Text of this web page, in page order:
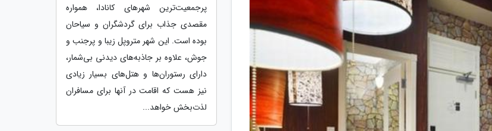
پرجمعیت‌ترین شهرهای کانادا، همواره
مقصدی جذاب برای گردشگران و سیاحان
بوده است. این شهر متروپل زیبا و پرجنب و
جوش، علاوه بر جاذبه‌های دیدنی بی‌شمار،
دارای رستوران‌ها و هتل‌های بسیار زیادی
نیز هست که اقامت در آنها برای مسافران
لذت‌بخش خواهد...